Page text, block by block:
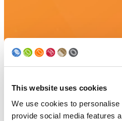
This website uses cookies
We use cookies to
provide social media features